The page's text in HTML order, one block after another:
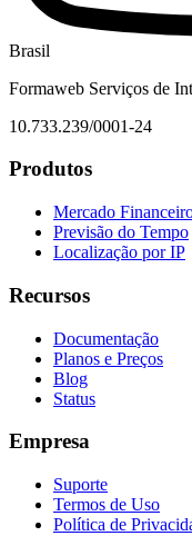
Brasil
Formaweb Serviços de
10.733.239/0001-24
Produtos
Mercado
Previsão do Tempo
Localização por IP
Recursos
Documentação
Planos e Preços
Blog
Status
Empresa
Suporte
Termos de Uso
Política de